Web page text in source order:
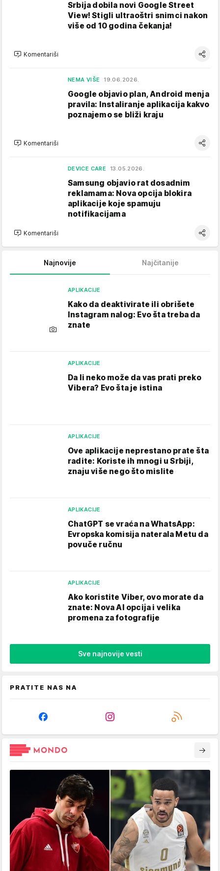
Srbija dobila novi Google Street
View! Stigli ultraoštri snimci nakon
više od 10 godina čekanja!
Komentariši
NEMA VIŠE 19.06.2026.
Google objavio plan, Android menja
pravila: Instaliranje aplikacija kakvo
poznajemo se bliži kraju
Komentariši
DEVICE CARE 13.05.2026.
Samsung objavio rat dosadnim
reklamama: Nova opcija blokira
aplikacije koje spamuju
notifikacijama
Komentariši
Najnovije Najčitanije
APLIKACIJE
Kako da deaktivirate ili obrišete
Instagram nalog: Evo šta treba da
znate
APLIKACIJE
Da li neko može da vas prati preko
Vibera? Evo šta je istina
APLIKACIJE
Ove aplikacije neprestano prate šta
radite: Koriste ih mnogi u Srbiji,
znaju više nego što mislite
APLIKACIJE
ChatGPT se vraća na WhatsApp:
Evropska komisija naterala Metu da
povuče ručnu
APLIKACIJE
Ako koristite Viber, ovo morate da
znate: Nova AI opcija i velika
promena za fotografije
Sve najnovije vesti
PRATITE NAS NA